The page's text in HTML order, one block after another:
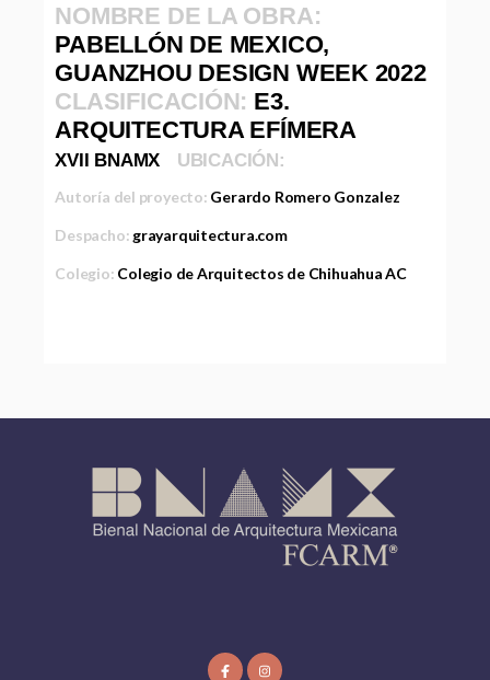
NOMBRE DE LA OBRA:
PABELLÓN DE MEXICO,
GUANZHOU DESIGN WEEK 2022
CLASIFICACIÓN: E3.
ARQUITECTURA EFÍMERA
XVII BNAMX UBICACIÓN:
Autoría del proyecto: Gerardo Romero Gonzalez
Despacho: grayarquitectura.com
Colegio: Colegio de Arquitectos de Chihuahua AC